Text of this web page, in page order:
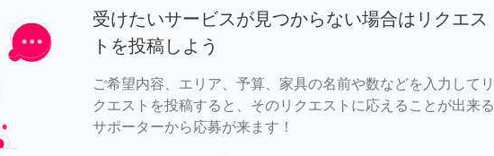
受けたいサービスが見つからない場合はリクエス
トを投稿しよう
ご希望内容、エリア、予算、家具の名前や数などを入力してリ
クエストを投稿すると、そのリクエストに応えることが出来る
サポーターから応募が来ます！